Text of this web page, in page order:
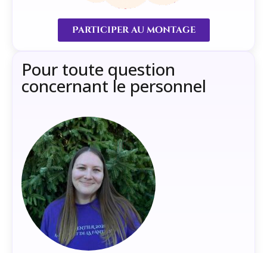
Participer au montage
Pour toute question
concernant le personnel